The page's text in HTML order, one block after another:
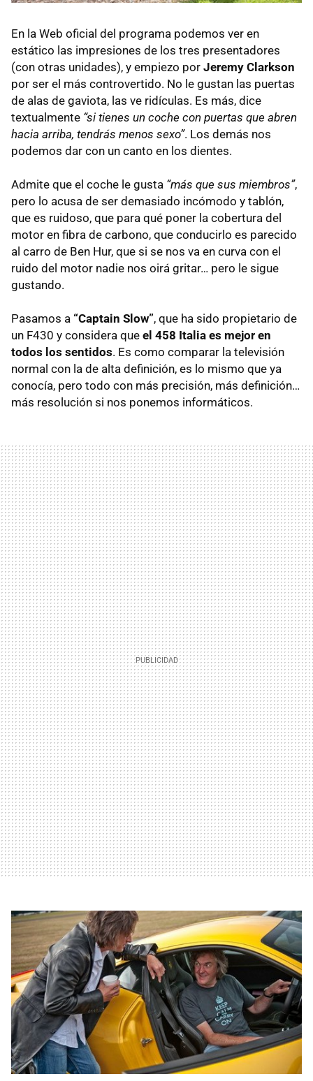
En la Web oficial del programa podemos ver en
estático las impresiones de los tres presentadores
(con otras unidades), y empiezo por Jeremy Clarkson
por ser el más controvertido. No le gustan las puertas
de alas de gaviota, las ve ridículas. Es más, dice
textualmente “si tienes un coche con puertas que abren
hacia arriba, tendrás menos sexo”. Los demás nos
podemos dar con un canto en los dientes.
Admite que el coche le gusta “más que sus miembros”,
pero lo acusa de ser demasiado incómodo y tablón,
que es ruidoso, que para qué poner la cobertura del
motor en fibra de carbono, que conducirlo es parecido
al carro de Ben Hur, que si se nos va en curva con el
ruido del motor nadie nos oirá gritar… pero le sigue
gustando.
Pasamos a “Captain Slow”, que ha sido propietario de
un F430 y considera que el 458 Italia es mejor en
todos los sentidos. Es como comparar la televisión
normal con la de alta definición, es lo mismo que ya
conocía, pero todo con más precisión, más definición…
más resolución si nos ponemos informáticos.